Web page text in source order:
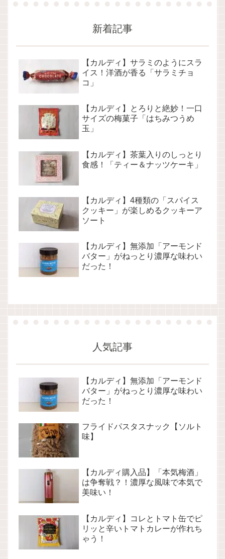
新着記事
【カルディ】サラミのようにスラ
イス！洋酒が香る「サラミチョ
コ」
【カルディ】とろりと絶妙！一口
サイズの梅菓子「はちみつうめ
玉」
【カルディ】茶葉入りのしっとり
食感！「ティー＆ナッツケーキ」
【カルディ】4種類の「スパイス
クッキー」が楽しめるクッキーア
ソート
【カルディ】無添加「アーモンド
バター」がねっとり濃厚な味わい
だった！
人気記事
【カルディ】無添加「アーモンド
バター」がねっとり濃厚な味わい
だった！
フライドパスタスナック【ソルト
味】
【カルディ購入品】「本気梅酒」
は争奪戦？！濃厚な風味で本気で
美味い！
【カルディ】コレとトマト缶でピ
リッと辛いトマトカレーが作れち
ゃう！